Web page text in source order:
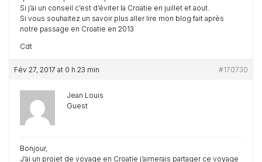
Si j’ai un conseil c’est d’éviter la Croatie en juillet et aout.
Si vous souhaitez un savoir plus aller lire mon blog fait après
notre passage en Croatie en 2013
Cdt
Fév 27, 2017 at 0 h 23 min #170730
Jean Louis
Guest
Bonjour,
J’ai un projet de voyage en Croatie j’aimerais partager ce voyage